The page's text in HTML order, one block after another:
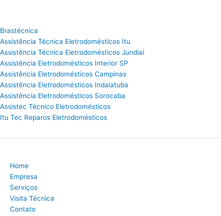
Brastécnica
Assistência Técnica Eletrodomésticos Itu
Assistência Técnica Eletrodomésticos Jundiaí
Assistência Eletrodomésticos Interior SP
Assistência Eletrodomésticos Campinas
Assistência Eletrodomésticos Indaiatuba
Assistência Eletrodomésticos Sorocaba
Assistec Técnico Eletrodomésticos
Itu Tec Reparos Eletrodomésticos
Home
Empresa
Serviços
Visita Técnica
Contato